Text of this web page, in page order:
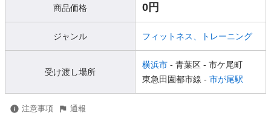
商品価格 0円
ジャンル フィットネス、トレーニング
受け渡し場所
横浜市 - 青葉区 - 市ケ尾町
東急田園都市線 - 市が尾駅
注意事項 通報